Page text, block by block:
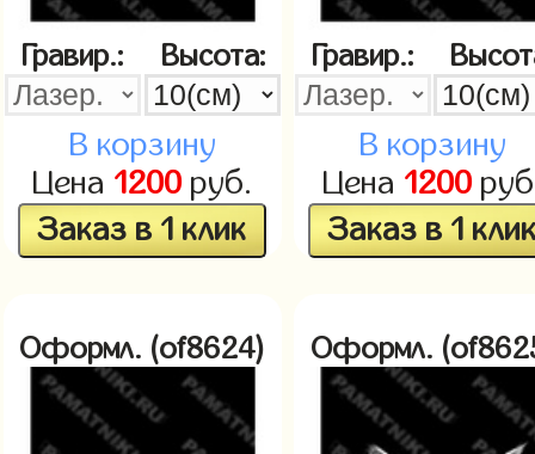
Гравир.: Высота:
В корзину
Цена 1200руб.
Заказ в 1 клик
Гравир.:
В корзину
Цена 1200
Заказ в 1
Оформл. (of8624) Оформл.